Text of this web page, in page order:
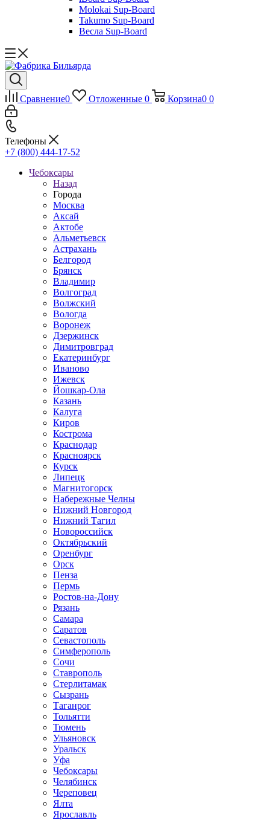
Molokai Sup-Board
Takumo Sup-Board
Весла Sup-Board
Сравнение0 Отложенные 0 Корзина0 0
Телефоны
+7 (800) 444-17-52
Чебоксары
Назад
Города
Москва
Аксай
Актобе
Альметьевск
Астрахань
Белгород
Брянск
Владимир
Волгоград
Волжский
Вологда
Воронеж
Дзержинск
Димитровград
Екатеринбург
Иваново
Ижевск
Йошкар-Ола
Казань
Калуга
Киров
Кострома
Краснодар
Красноярск
Курск
Липецк
Магнитогорск
Набережные Челны
Нижний Новгород
Нижний Тагил
Новороссийск
Октябрьский
Оренбург
Орск
Пенза
Пермь
Ростов-на-Дону
Рязань
Самара
Саратов
Севастополь
Симферополь
Сочи
Ставрополь
Стерлитамак
Сызрань
Таганрог
Тольятти
Тюмень
Ульяновск
Уральск
Уфа
Чебоксары
Челябинск
Череповец
Ялта
Ярославль